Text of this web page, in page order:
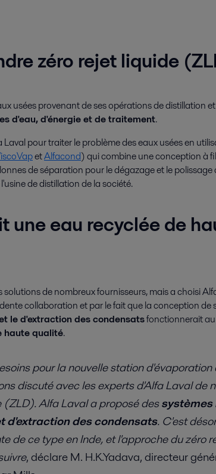
zéro rejet liquide
usées provenant de ses opérations de distillation
d'eau, d'énergie et de traitement.
pour traiter le problème des eaux usées en
etAlfacond) qui combine une conception à
de séparation pour le dégazage et le
de distillation de la société.
une eau recyclée de
de nombreux fournisseurs, mais a choisi
collaboration et par le fait que la conception de
le d'extraction des condensatsfonctionnerait
haute qualité.
pour la nouvelle station
discuté avec les experts d'Alfa Laval de
Alfa Laval a proposé des
d'extraction des condensats. C'est
de ce type en Inde, et l'approche du zéro
, déclare M. H.K.Yadava, directeur